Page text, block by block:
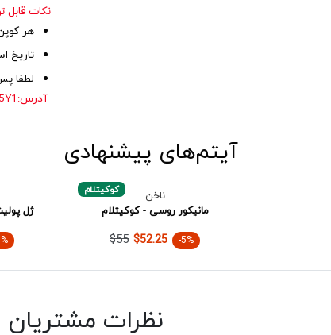
نکات قابل
هر
تاریخ
لطفا
آدرس:
آیتم‌های پیشنهادی
کوکیتلام
ناخن
مانیکور روسی - کوکیتلام
$55 $52.25 -5%
ژل
نظرات مشتریان